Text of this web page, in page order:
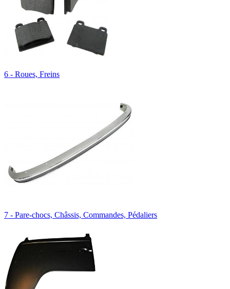
6 - Roues, Freins
7 - Pare-chocs, Châssis, Commandes, Pédaliers